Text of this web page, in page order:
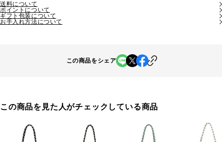
送料について
ポイントについて
ギフト包装について
お手入れ方法について
この商品をシェア
この商品を見た人がチェックしている商品